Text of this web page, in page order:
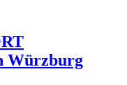
Würzburg